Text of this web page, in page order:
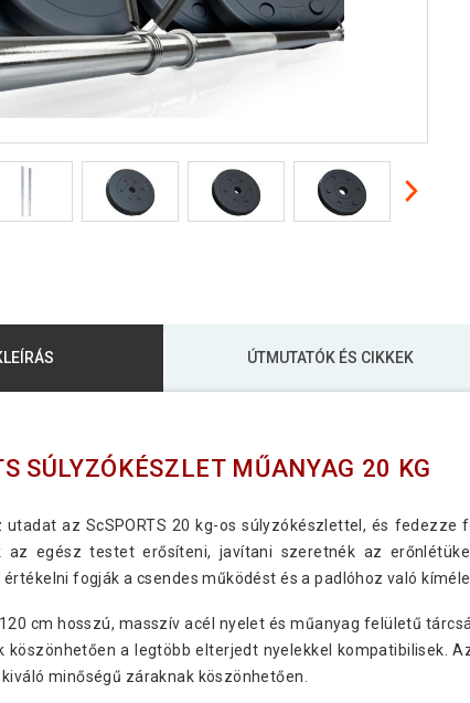
ÚTMUTATÓK ÉS CIKKEK
SÚLYZÓKÉSZLET MŰANYAG 20 KG
utadat az ScSPORTS 20 kg-os súlyzókészlettel, és
az egész testet erősíteni, javítani szeretnék az
fogják a csendes működést és a padlóhoz való
cm hosszú, masszív acél nyelet és műanyag felületű
köszönhetően a legtöbb elterjedt nyelekkel kompatibilisek.
minőségű záraknak köszönhetően.